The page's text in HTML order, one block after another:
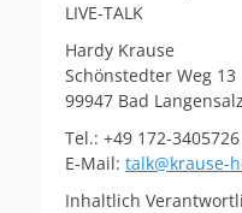
LIVE-TALK
Hardy Krause
Schönstedter Weg 13
99947 Bad
Tel.: +49 172-3405726
E-Mail: talk@krause-
Inhaltlich